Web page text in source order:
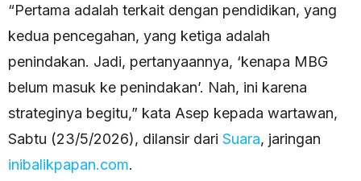
“Pertama adalah terkait dengan pendidikan, yang
kedua pencegahan, yang ketiga adalah
penindakan. Jadi, pertanyaannya, ‘kenapa MBG
belum masuk ke penindakan’. Nah, ini karena
strateginya begitu,” kata Asep kepada wartawan,
Sabtu (23/5/2026), dilansir dari Suara, jaringan
inibalikpapan.com.